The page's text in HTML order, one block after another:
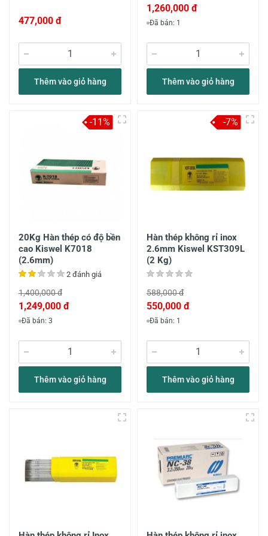
477,000 đ
Thêm vào giỏ hàng
1,260,000 đ
Đã bán: 1
Thêm vào giỏ hàng
20Kg Hàn thép có độ bền
cao Kiswel K7018
(2.6mm)
2 đánh giá
1,400,000 đ
1,249,000 đ
Đã bán: 3
Thêm vào giỏ hàng
-11%
Hàn thép không rỉ inox
2.6mm Kiswel KST309L
(2 Kg)
588,000 đ
550,000 đ
Đã bán: 1
Thêm vào giỏ hàng
-7%